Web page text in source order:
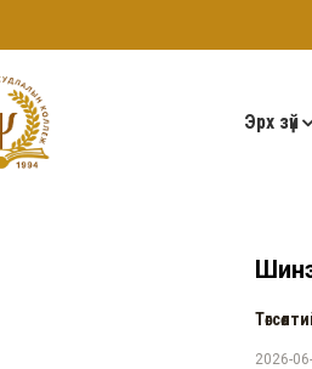
Эрх зүй
2026-